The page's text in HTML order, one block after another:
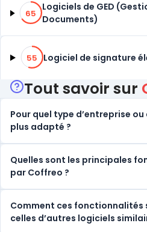
65% de compatibilité
65
Logiciels de GED
Documents)
55% de compatibilité
55 Logiciel de signature
Tout savoir sur
Pour quel type d’entreprise
plus adapté ?
Quelles sont les principales
par Coffreo ?
Comment ces fonctionnalités
celles d’autres logiciels